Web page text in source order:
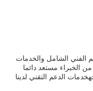
الفني الشامل والخدمات
الخبراء مستعد دائما
الدعم التقني لدينا